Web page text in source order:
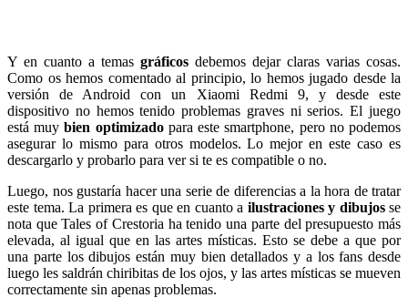
Y en cuanto a temas gráficos debemos dejar claras varias cosas.
Como os hemos comentado al principio, lo hemos jugado desde la
versión de Android con un Xiaomi Redmi 9, y desde este
dispositivo no hemos tenido problemas graves ni serios. El juego
está muybien optimizadopara este smartphone, pero no podemos
asegurar lo mismo para otros modelos. Lo mejor en este caso es
descargarlo y probarlo para ver si te es compatible o no.
Luego, nos gustaría hacer una serie de diferencias a la hora de tratar
este tema. La primera es que en cuanto a ilustraciones y dibujosse
nota que Tales of Crestoria ha tenido una parte del presupuesto más
elevada, al igual que en las artes místicas. Esto se debe a que por
una parte los dibujos están muy bien detallados y a los fans desde
luego les saldrán chiribitas de los ojos, y las artes místicas se mueven
correctamente sin apenas problemas.